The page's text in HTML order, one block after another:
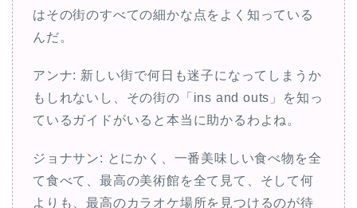
はその街のすべての細かな点をよく知っている
んだ。
アンナ: 新しい街で何日も迷子になってしまうか
もしれないし、その街の「ins and outs」を知っ
ているガイドがいると本当に助かるわよね。
ジョナサン: とにかく、一番美味しい食べ物を全
て食べて、最高の美術館を全て見て、そして何
よりも、最高のカラオケ場所を見つけるのが待